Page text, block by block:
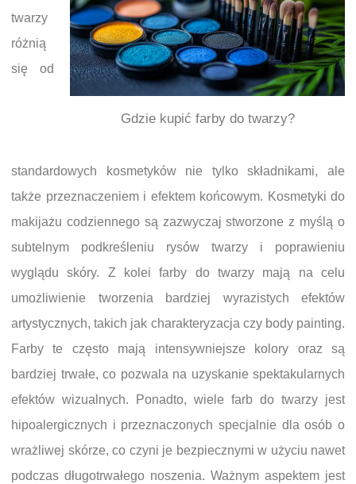
Gdzie kupić farby do twarzy?
twarzy
różnią
się od
standardowych kosmetyków nie tylko składnikami, ale
także przeznaczeniem i efektem końcowym. Kosmetyki do
makijażu codziennego są zazwyczaj stworzone z myślą o
subtelnym podkreśleniu rysów twarzy i poprawieniu
wyglądu skóry. Z kolei farby do twarzy mają na celu
umożliwienie tworzenia bardziej wyrazistych efektów
artystycznych, takich jak charakteryzacja czy body painting.
Farby te często mają intensywniejsze kolory oraz są
bardziej trwałe, co pozwala na uzyskanie spektakularnych
efektów wizualnych. Ponadto, wiele farb do twarzy jest
hipoalergicznych i przeznaczonych specjalnie dla osób o
wrażliwej skórze, co czyni je bezpiecznymi w użyciu nawet
podczas długotrwałego noszenia. Ważnym aspektem jest